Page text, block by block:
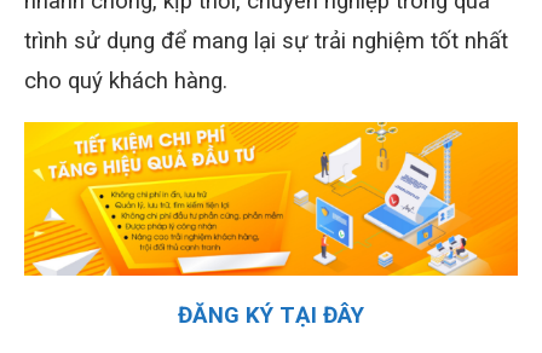
trình sử dụng để mang lại sự trải nghiệm tốt nhất
cho quý khách hàng.
ĐĂNG KÝ TẠI ĐÂY